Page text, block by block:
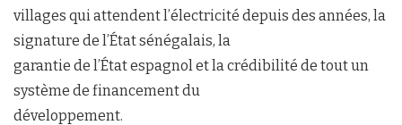
villages qui attendent l’électricité depuis des années, la
signature de l’État sénégalais, la
garantie de l’État espagnol et la crédibilité de tout un
système de financement du
développement.